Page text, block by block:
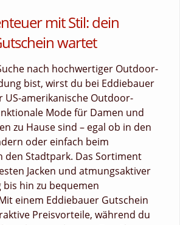
mit Stil: dein
wartet
nach hochwertiger Outdoor-
bist, wirst du bei Eddiebauer
US-amerikanische Outdoor-
Mode für Damen und
zu Hause sind – egal ob in den
oder einfach beim
den Stadtpark. Das Sortiment
Jacken und atmungsaktiver
hin zu bequemen
einem Eddiebauer Gutschein
Preisvorteile, während du